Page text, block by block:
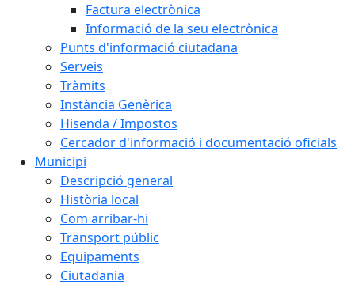
Factura electrònica
Informació de la seu electrònica
Punts d'informació ciutadana
Serveis
Tràmits
Instància Genèrica
Hisenda / Impostos
Cercador d'informació i documentació oficials
Municipi
Descripció general
Història local
Com arribar-hi
Transport públic
Equipaments
Ciutadania